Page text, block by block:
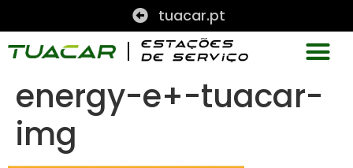
tuacar.pt
energy-e+-tuacar-
img